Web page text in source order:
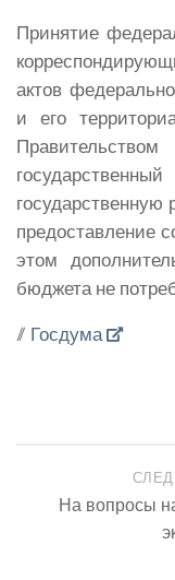
Принятие
актов
и его
предоставление
этом
бюджета не
// Госдума
На вопросы